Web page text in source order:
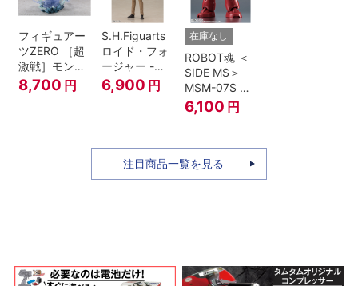
フィギュアー
ツZERO ［超
激戦］モンキ
ー・D・ルフ
ィ -ギア4 三
8,700 円
S.H.Figuarts
ロイド・フォ
ージャー -フ
ォージャー家
のちち-
『SPY×FAMILY』
6,900 円
在庫なし
ROBOT魂 ＜
SIDE MS＞
MSM-07S シ
ャア専用ズゴ
ック ver.
6,100 円
注目商品一覧を見る